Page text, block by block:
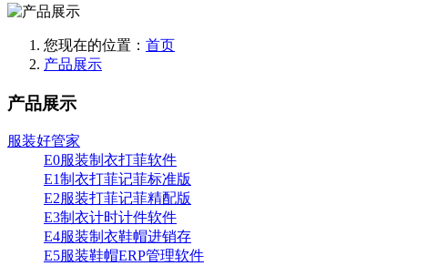
您现在的位置： 首页
产品展示
产品展示
服装好管家
E0服装制衣打菲软件
E1制衣打菲记菲标准版
E2服装打菲记菲精配版
E3制衣计时计件软件
E4服装制衣鞋帽进销存
E5服装鞋帽ERP管理软件